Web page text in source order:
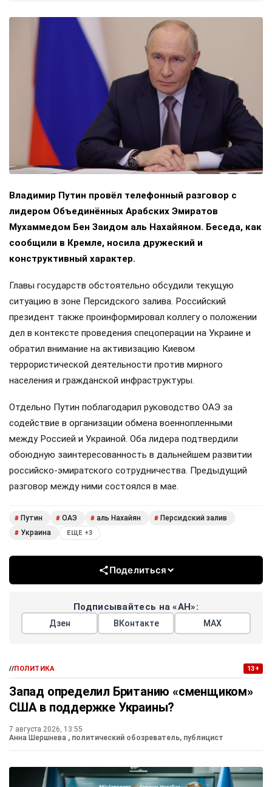
Владимир Путин провёл телефонный разговор с
лидером Объединённых Арабских Эмиратов
Мухаммедом Бен Заидом аль Нахайяном. Беседа, как
сообщили в Кремле, носила дружеский и
конструктивный характер.
Главы государств обстоятельно обсудили текущую
ситуацию в зоне Персидского залива. Российский
президент также проинформировал коллегу о положении
дел в контексте проведения спецоперации на Украине и
обратил внимание на активизацию Киевом
террористической деятельности против мирного
населения и гражданской инфраструктуры.
Отдельно Путин поблагодарил руководство ОАЭ за
содействие в организации обмена военнопленными
между Россией и Украиной. Оба лидера подтвердили
обоюдную заинтересованность в дальнейшем развитии
российско-эмиратского сотрудничества. Предыдущий
разговор между ними состоялся в мае.
# Путин # ОАЭ # аль Нахайян # Персидский залив
# Украина ЕЩЕ +3
Поделиться
Подписывайтесь на «АН»:
Дзен ВКонтакте МАХ
//ПОЛИТИКА 13+
Запад определил Британию «сменщиком»
США в поддержке Украины?
7 августа 2026, 13:55
Анна Шершнева , политический обозреватель, публицист